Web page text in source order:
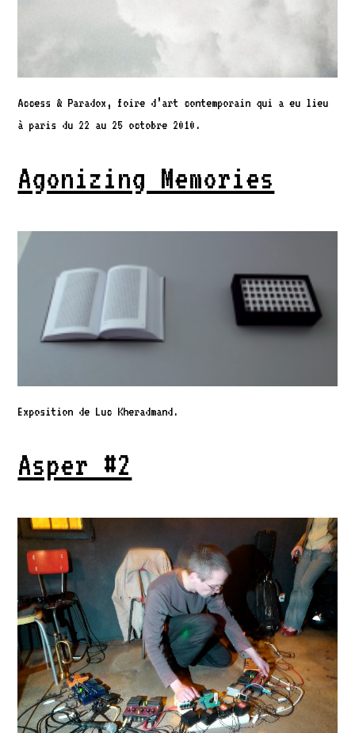
Access & Paradox, foire d’art contemporain qui a eu lieu
à paris du 22 au 25 octobre 2010.
Agonizing Memories
Exposition de Luc Kheradmand.
Asper #2